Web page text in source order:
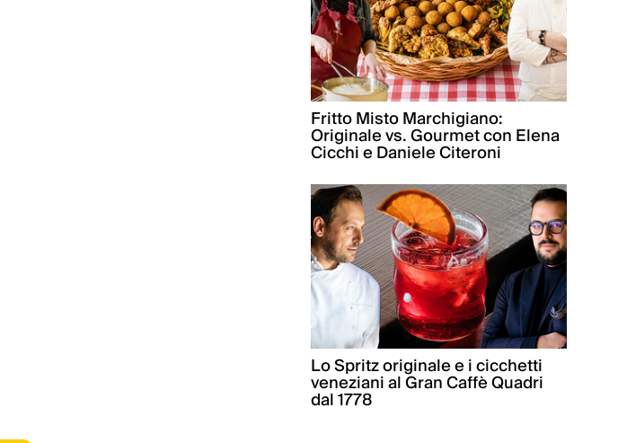
Fritto Misto Marchigiano:
Originale vs. Gourmet con Elena
Cicchi e Daniele Citeroni
Lo Spritz originale e i cicchetti
veneziani al Gran Caffè Quadri
dal 1778